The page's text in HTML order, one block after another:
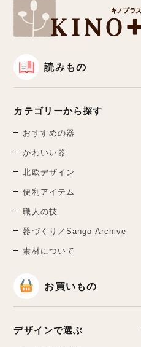
読みもの
カテゴリーから探す
おすすめの器
かわいい器
北欧デザイン
便利アイテム
職人の技
器づくり／Sango Archive
素材について
お買いもの
デザインで選ぶ